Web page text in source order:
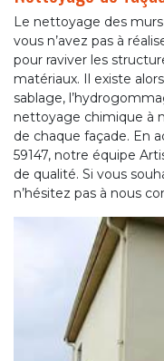
Le nettoyage des
vous n’avez pas à
pour raviver les
matériaux. Il existe
sablage,
nettoyage chimique à
de chaque façade. En
59147, notre équipe
de qualité. Si vous
n’hésitez pas à nous